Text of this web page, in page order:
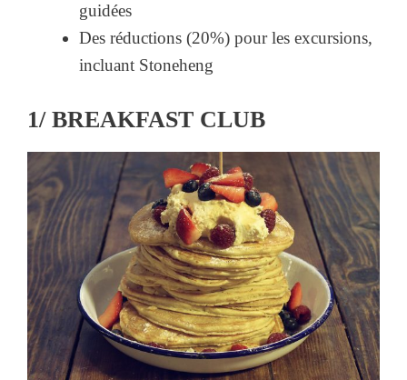
guidées
Des réductions (20%) pour les excursions,
incluant Stoneheng
1/ BREAKFAST CLUB